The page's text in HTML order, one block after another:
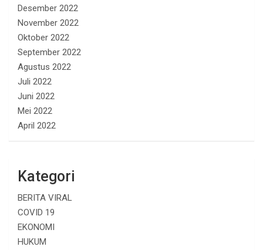
Desember 2022
November 2022
Oktober 2022
September 2022
Agustus 2022
Juli 2022
Juni 2022
Mei 2022
April 2022
Kategori
BERITA VIRAL
COVID 19
EKONOMI
HUKUM